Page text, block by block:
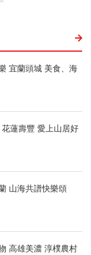
宜蘭頭城 美食、海
蓮壽豐 愛上山居好
山海共譜快樂頌
高雄美濃 淳樸農村